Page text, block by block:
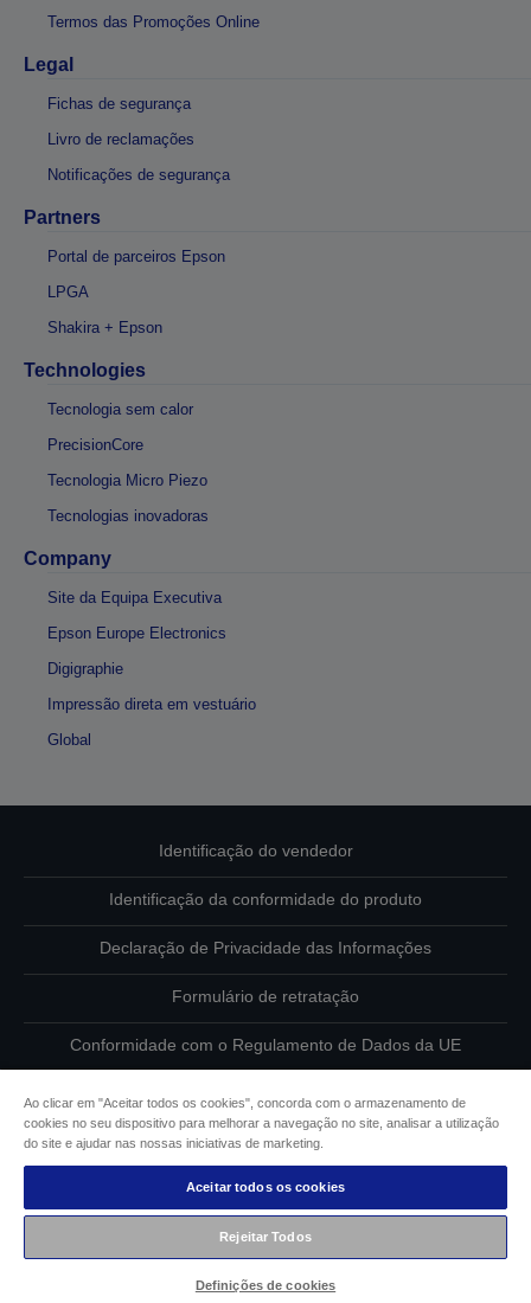
Termos das Promoções Online
Legal
Fichas de segurança
Livro de reclamações
Notificações de segurança
Partners
Portal de parceiros Epson
LPGA
Shakira + Epson
Technologies
Tecnologia sem calor
PrecisionCore
Tecnologia Micro Piezo
Tecnologias inovadoras
Company
Site da Equipa Executiva
Epson Europe Electronics
Digigraphie
Impressão direta em vestuário
Global
Identificação do vendedor
Identificação da conformidade do produto
Declaração de Privacidade das Informações
Formulário de retratação
Conformidade com o Regulamento de Dados da UE
Informações sobre cookies
Compromisso da Epson para com a acessibilidade
Copyright © 2026 Seiko Epson
Ao clicar em "Aceitar todos os cookies", concorda com o armazenamento de
cookies no seu dispositivo para melhorar a navegação no site, analisar a utilização
do site e ajudar nas nossas iniciativas de marketing.
Aceitar todos os cookies
Rejeitar Todos
Definições de cookies